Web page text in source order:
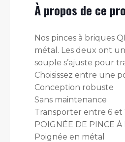
À propos de ce
Nos pinces à briques
métal. Les deux ont
souple s’ajuste pour
Choisissez entre une
Conception robuste
Sans maintenance
Transporter entre 6 et
POIGNÉE DE PINCE À
Poignée en métal